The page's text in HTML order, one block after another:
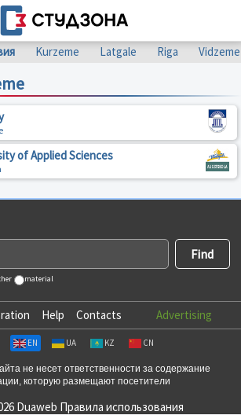
Kurzeme Latgale Riga Vidzeme
of Applied Sciences
material
Help Contacts Advertising
EN UA KZ CN
не несет ответственности за содержание
которую размещают посетители
Duaweb Правила использования